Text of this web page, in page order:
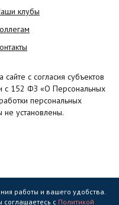
клубы
с согласия субъектов
с 152 ФЗ «О Персональных
персональных
установлены.
работы и вашего удобства.
соглашаетесь с Политикой